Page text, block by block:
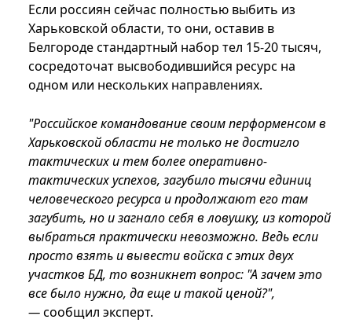
Если россиян сейчас полностью выбить из
Харьковской области, то они, оставив в
Белгороде стандартный набор тел 15-20 тысяч,
сосредоточат высвободившийся ресурс на
одном или нескольких направлениях.
"Российское командование своим перформенсом в
Харьковской области не только не достигло
тактических и тем более оперативно-
тактических успехов, загубило тысячи единиц
человеческого ресурса и продолжают его там
загубить, но и загнало себя в ловушку, из которой
выбраться практически невозможно. Ведь если
просто взять и вывести войска с этих двух
участков БД, то возникнет вопрос: "А зачем это
все было нужно, да еще и такой ценой?",
—сообщил эксперт.